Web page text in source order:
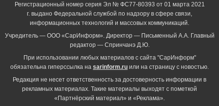
Регистрационный номер серия Эл № ФС77-80393 от 01 марта 2021
г. выдано Федеральной службой по надзору в сфере связи,
информационных технологий и массовых коммуникаций.
Учредитель — ООО «СарИнформ». Директор — Письменный А.А. Главный
редактор — Спринчанэ Д.Ю.
При использовании любых материалов с сайта "СарИнформ"
обязательна гиперссылка на sarinform.ru или на страницу с новостью.
Редакция не несет ответственность за достоверность информации в
рекламных материалах. Такие материалы выходят с пометкой
«Партнёрский материал» и «Реклама».